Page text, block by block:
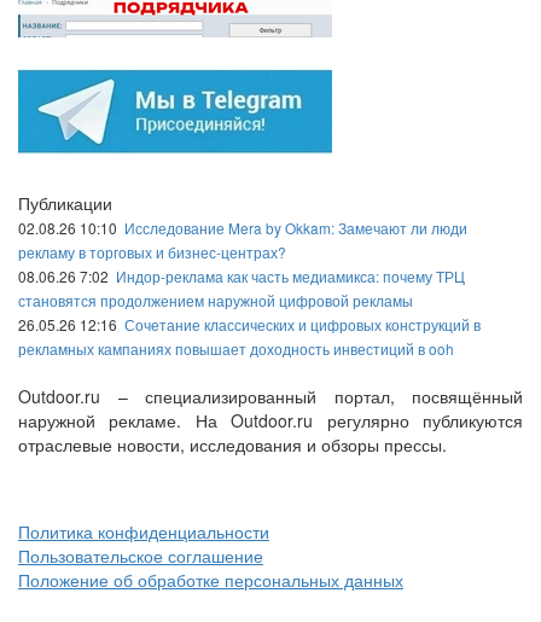
Публикации
02.08.26 10:10 Исследование Mera by Okkam: Замечают ли люди
рекламу в торговых и бизнес-центрах?
08.06.26 7:02 Индор-реклама как часть медиамикса: почему ТРЦ
становятся продолжением наружной цифровой рекламы
26.05.26 12:16 Сочетание классических и цифровых конструкций в
рекламных кампаниях повышает доходность инвестиций в ooh
Outdoor.ru – специализированный портал, посвящённый
наружной рекламе. На Outdoor.ru регулярно публикуются
отраслевые новости, исследования и обзоры прессы.
Политика конфиденциальности
Пользовательское соглашение
Положение об обработке персональных данных